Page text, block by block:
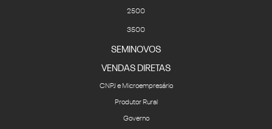
2500
3500
SEMINOVOS
VENDAS DIRETAS
CNPJ e Microempresário
Produtor Rural
Governo